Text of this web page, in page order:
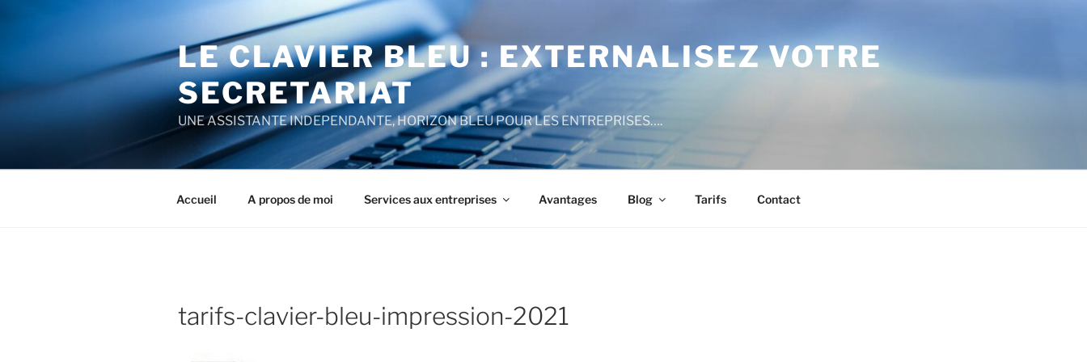
LE CLAVIER BLEU : EXTERNALISEZ VOTRE
SECRETARIAT
UNE ASSISTANTE INDEPENDANTE, HORIZON BLEU POUR LES ENTREPRISES….
Accueil A propos de moi Services aux entreprises Avantages Blog Tarifs Contact
tarifs-clavier-bleu-impression-2021